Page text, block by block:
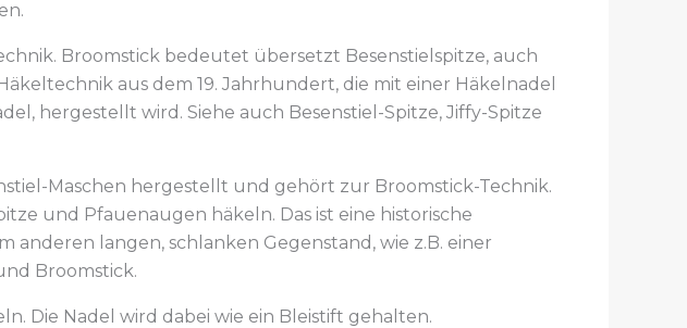
Broomstick bedeutet übersetzt Besenstielspitze, auch
aus dem 19. Jahrhundert, die mit einer Häkelnadel
hergestellt wird. Siehe auch Besenstiel-Spitze, Jiffy-Spitze
Maschen hergestellt und gehört zur Broomstick-Technik.
und Pfauenaugen häkeln. Das ist eine historische
anderen langen, schlanken Gegenstand, wie z.B. einer
Broomstick.
Die Nadel wird dabei wie ein Bleistift gehalten.